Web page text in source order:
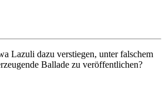
Lazuli dazu verstiegen, unter falschem
Ballade zu veröffentlichen?